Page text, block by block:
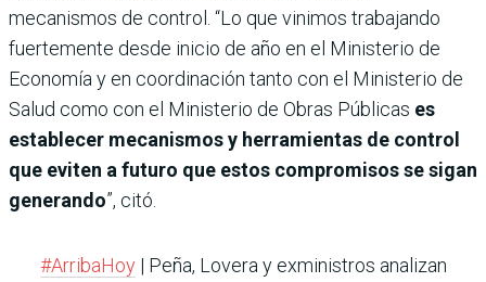
mecanismos de control. “Lo que vinimos trabajando
fuertemente desde inicio de año en el Ministerio de
Economía y en coordinación tanto con el Ministerio de
Salud como con el Ministerio de Obras Públicas es
establecer mecanismos y herramientas de control
que eviten a futuro que estos compromisos se sigan
generando”, citó.
#ArribaHoy| Peña, Lovera y exministros analizan